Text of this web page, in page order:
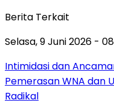
Berita Terkait
Selasa, 9 Juni 2026 -
Intimidasi dan
Pemerasan WNA dan
Radikal